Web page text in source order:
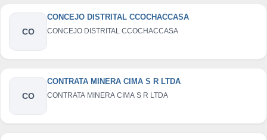
CO
CONCEJO DISTRITAL CCOCHACCASA
CONCEJO DISTRITAL CCOCHACCASA
CO
CONTRATA MINERA CIMA S R LTDA
CONTRATA MINERA CIMA S R LTDA